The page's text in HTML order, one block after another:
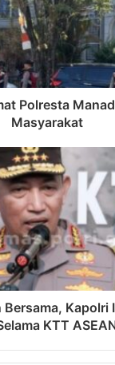
Polresta
Masyarakat
Bersama, Kapolri
KTT